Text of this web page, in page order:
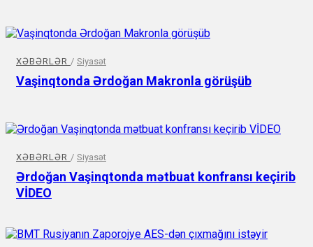
XƏBƏRLƏR / Siyasət
Vaşinqtonda Ərdoğan Makronla görüşüb
XƏBƏRLƏR / Siyasət
Ərdoğan Vaşinqtonda mətbuat konfransı keçirib
VİDEO